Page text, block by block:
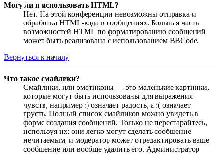
Могу ли я использовать HTML?
Нет. На этой конференции невозможны отправка и
обработка HTML-кода в сообщениях. Большая часть
возможностей HTML по форматированию сообщений
может быть реализована с использованием BBCode.
Вернуться к началу
Что такое смайлики?
Смайлики, или эмотиконы — это маленькие картинки,
которые могут быть использованы для выражения
чувств, например :) означает радость, а :( означает
грусть. Полный список смайликов можно увидеть в
форме создания сообщений. Только не перестарайтесь,
используя их: они легко могут сделать сообщение
нечитаемым, и модератор может отредактировать ваше
сообщение или вообще удалить его. Администратор